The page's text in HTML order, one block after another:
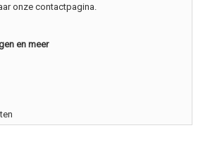
onze contactpagina.
en meer